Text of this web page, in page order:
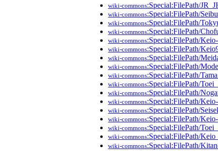
wiki-commons:Special:FilePath/
wiki-commons:Special:FilePath/
wiki-commons:Special:FilePath/
wiki-commons:Special:FilePath/
wiki-commons:Special:FilePath/
wiki-commons:Special:FilePath/
wiki-commons:Special:FilePath/
wiki-commons:Special:FilePath/
wiki-commons:Special:FilePath/
wiki-commons:Special:FilePath/
wiki-commons:Special:FilePath/
wiki-commons:Special:FilePath/
wiki-commons:Special:FilePath/
wiki-commons:Special:FilePath/
wiki-commons:Special:FilePath/
wiki-commons:Special:FilePath/
wiki-commons:Special:FilePath/